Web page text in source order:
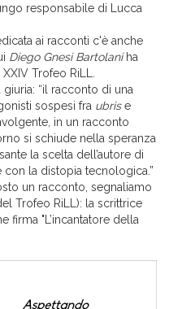
responsabile di Lucca
ai racconti c'è anche
Diego Gnesi Bartolaniha
XXIV Trofeo RiLL.
“il racconto di una
sospesi fra ubrise
in un racconto
si schiude nella speranza
la scelta dell’autore di
con la distopia tecnologica.”
un racconto, segnaliamo
Trofeo RiLL): la scrittrice
firma "L’incantatore della